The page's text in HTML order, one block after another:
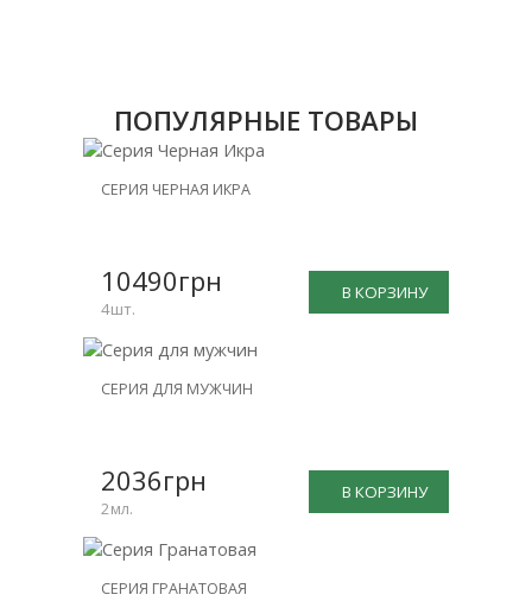
ПОПУЛЯРНЫЕ ТОВАРЫ
НОВИНКА
-25%
СЕРИЯ ЧЕРНАЯ ИКРА
В КОРЗИНУ
10490грн
4шт.
НОВИНКА
-15%
СЕРИЯ ДЛЯ МУЖЧИН
В КОРЗИНУ
2036грн
2мл.
НОВИНКА
СЕРИЯ ГРАНАТОВАЯ